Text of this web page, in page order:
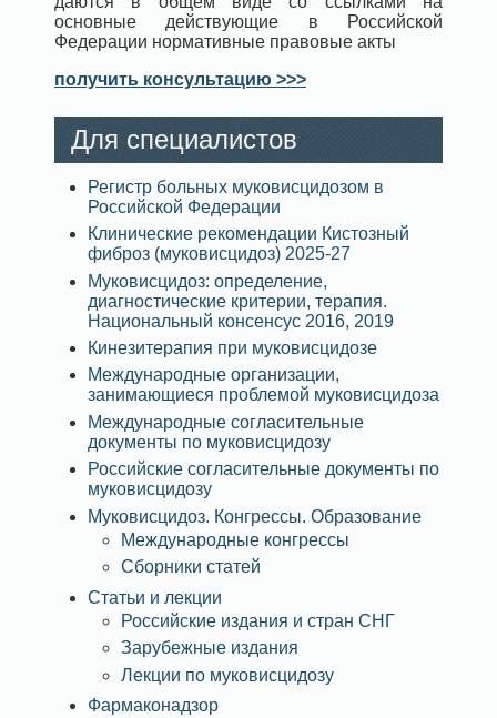
основные действующие в Российской
Федерации нормативные правовые акты
получить консультацию >>>
Для специалистов
Регистр больных муковисцидозом в
Российской Федерации
Клинические рекомендации Кистозный
фиброз (муковисцидоз) 2025-27
Муковисцидоз: определение,
диагностические критерии, терапия.
Национальный консенсус 2016, 2019
Кинезитерапия при муковисцидозе
Международные организации,
занимающиеся проблемой муковисцидоза
Международные согласительные
документы по муковисцидозу
Российские согласительные документы по
муковисцидозу
Муковисцидоз. Конгрессы. Образование
Международные конгрессы
Сборники статей
Статьи и лекции
Российские издания и стран СНГ
Зарубежные издания
Лекции по муковисцидозу
Фармаконадзор